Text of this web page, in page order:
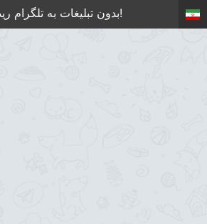
بدون تبلیغات به تلگرام ریدایرکت کنید!